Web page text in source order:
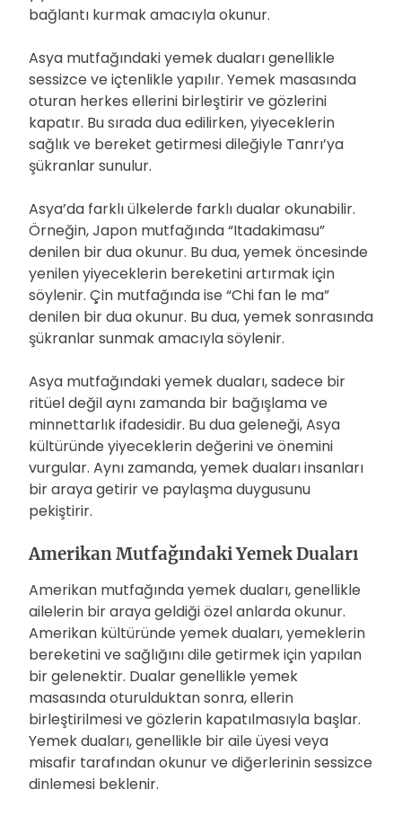
bağlantı kurmak amacıyla okunur.
Asya mutfağındaki yemek duaları genellikle
sessizce ve içtenlikle yapılır. Yemek masasında
oturan herkes ellerini birleştirir ve gözlerini
kapatır. Bu sırada dua edilirken, yiyeceklerin
sağlık ve bereket getirmesi dileğiyle Tanrı’ya
şükranlar sunulur.
Asya’da farklı ülkelerde farklı dualar okunabilir.
Örneğin, Japon mutfağında “Itadakimasu”
denilen bir dua okunur. Bu dua, yemek öncesinde
yenilen yiyeceklerin bereketini artırmak için
söylenir. Çin mutfağında ise “Chi fan le ma”
denilen bir dua okunur. Bu dua, yemek sonrasında
şükranlar sunmak amacıyla söylenir.
Asya mutfağındaki yemek duaları, sadece bir
ritüel değil aynı zamanda bir bağışlama ve
minnettarlık ifadesidir. Bu dua geleneği, Asya
kültüründe yiyeceklerin değerini ve önemini
vurgular. Aynı zamanda, yemek duaları insanları
bir araya getirir ve paylaşma duygusunu
pekiştirir.
Amerikan Mutfağındaki Yemek Duaları
Amerikan mutfağında yemek duaları, genellikle
ailelerin bir araya geldiği özel anlarda okunur.
Amerikan kültüründe yemek duaları, yemeklerin
bereketini ve sağlığını dile getirmek için yapılan
bir gelenektir. Dualar genellikle yemek
masasında oturulduktan sonra, ellerin
birleştirilmesi ve gözlerin kapatılmasıyla başlar.
Yemek duaları, genellikle bir aile üyesi veya
misafir tarafından okunur ve diğerlerinin sessizce
dinlemesi beklenir.